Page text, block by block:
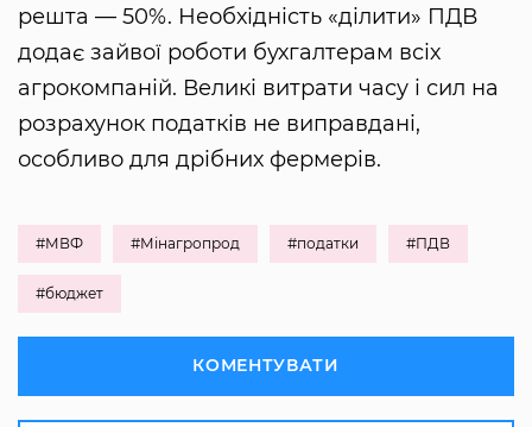
решта — 50%. Необхідність «ділити» ПДВ
додає зайвої роботи бухгалтерам всіх
агрокомпаній. Великі витрати часу і сил на
розрахунок податків не виправдані,
особливо для дрібних фермерів.
#МВФ #Мінагропрод #податки #ПДВ
#бюджет
КОМЕНТУВАТИ